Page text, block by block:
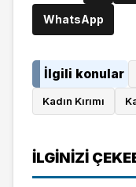
WhatsApp
İlgili konular
Kadın Kırımı
İLGINIZI